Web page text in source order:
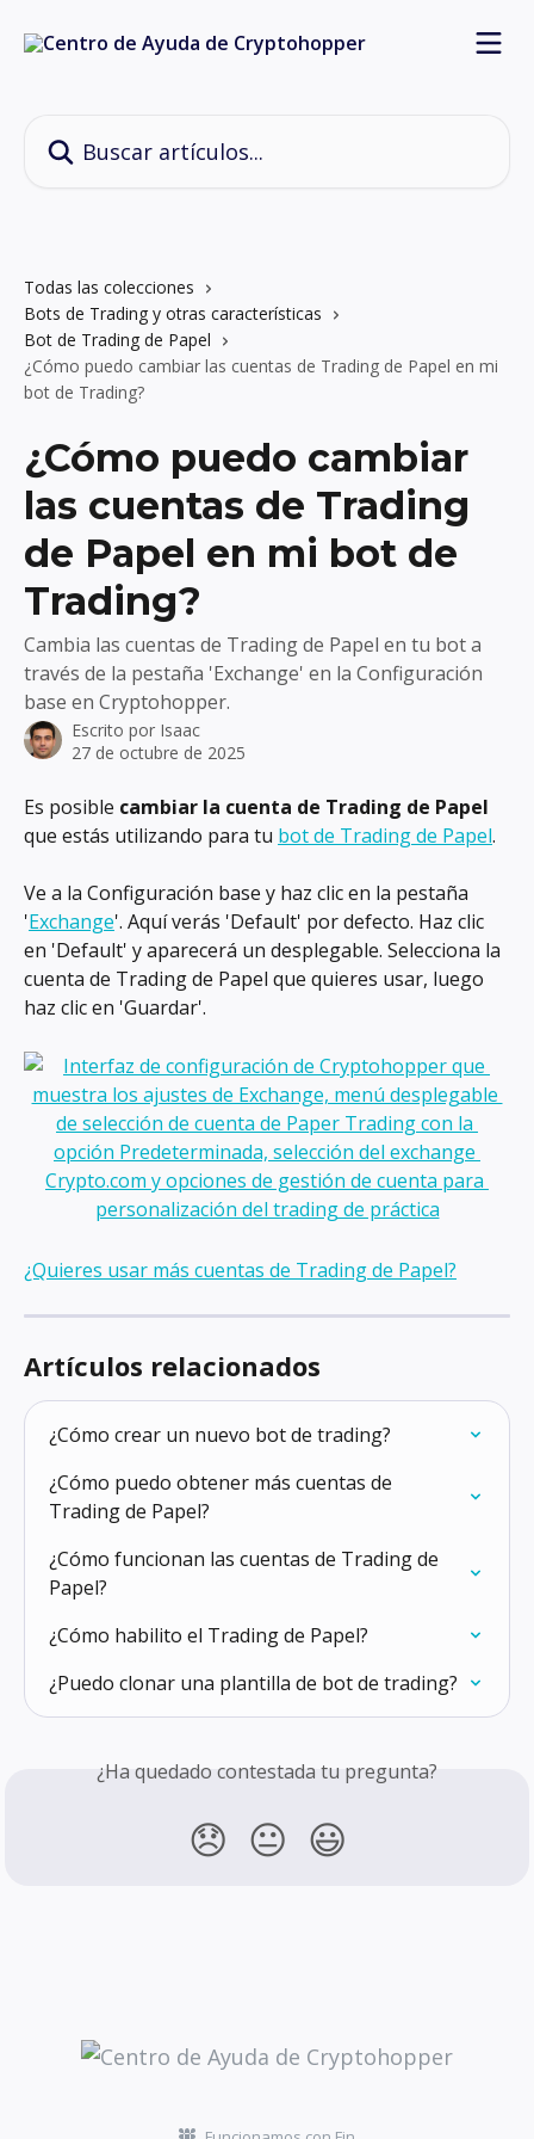
Todas las colecciones
Bots de Trading y otras características
Bot de Trading de Papel
¿Cómo puedo cambiar las cuentas de Trading de Papel en mi
bot de Trading?
¿Cómo puedo cambiar
las cuentas de Trading
de Papel en mi bot de
Trading?
Cambia las cuentas de Trading de Papel en tu bot a
través de la pestaña 'Exchange' en la Configuración
base en Cryptohopper.
Escrito por Isaac
27 de octubre de 2025
Es posible cambiar la cuenta de Trading de Papel
que estás utilizando para tu bot de Trading de Papel.
Ve a la Configuración base y haz clic en la pestaña
'Exchange'. Aquí verás 'Default' por defecto. Haz clic
en 'Default' y aparecerá un desplegable. Selecciona la
cuenta de Trading de Papel que quieres usar, luego
haz clic en 'Guardar'.
¿Quieres usar más cuentas de Trading de Papel?
Artículos relacionados
¿Cómo crear un nuevo bot de trading?
¿Cómo puedo obtener más cuentas de
Trading de Papel?
¿Cómo funcionan las cuentas de Trading de
Papel?
¿Cómo habilito el Trading de Papel?
¿Puedo clonar una plantilla de bot de trading?
¿Ha quedado contestada tu pregunta?
😞 😐 😃